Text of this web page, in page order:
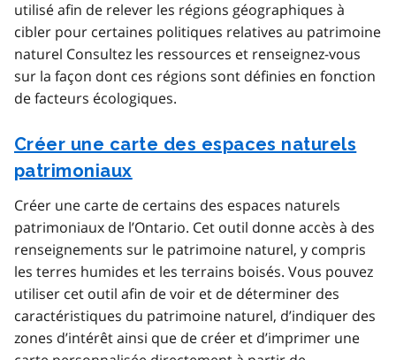
utilisé afin de relever les régions géographiques à
cibler pour certaines politiques relatives au patrimoine
naturel Consultez les ressources et renseignez-vous
sur la façon dont ces régions sont définies en fonction
de facteurs écologiques.
Créer une carte des espaces naturels
patrimoniaux
Créer une carte de certains des espaces naturels
patrimoniaux de l’Ontario. Cet outil donne accès à des
renseignements sur le patrimoine naturel, y compris
les terres humides et les terrains boisés. Vous pouvez
utiliser cet outil afin de voir et de déterminer des
caractéristiques du patrimoine naturel, d’indiquer des
zones d’intérêt ainsi que de créer et d’imprimer une